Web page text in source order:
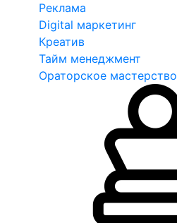
Реклама
Digital маркетинг
Креатив
Тайм менеджмент
Ораторское мастерство